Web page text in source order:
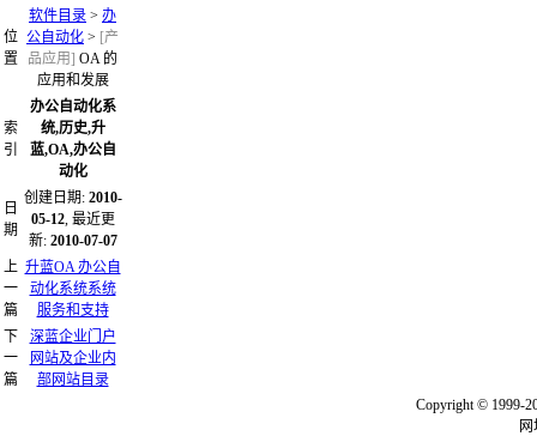
位
置
软件目录 > 办
公自动化 > [产
品应用] OA 的
应用和发展
索
引
办公自动化系
统,历史,升
蓝,OA,办公自
动化
日
期
创建日期: 2010-
05-12, 最近更
新: 2010-07-07
上
一
篇
升蓝OA 办公自
动化系统系统
服务和支持
下
一
篇
深蓝企业门户
网站及企业内
部网站目录
Copyright ©